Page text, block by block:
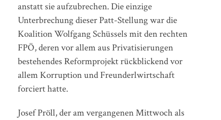
anstatt sie aufzubrechen. Die einzige
Unterbrechung dieser Patt-Stellung war die
Koalition Wolfgang Schüssels mit den rechten
FPÖ, deren vor allem aus Privatisierungen
bestehendes Reformprojekt rückblickend vor
allem Korruption und Freunderlwirtschaft
forciert hatte.
Josef Pröll, der am vergangenen Mittwoch als